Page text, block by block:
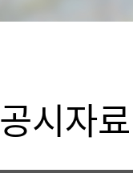
공시자료